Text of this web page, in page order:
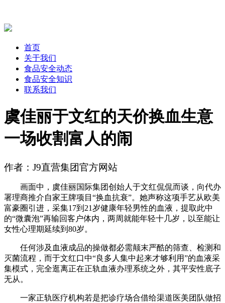
首页
关于我们
食品安全动态
食品安全知识
联系我们
虞佳丽于文红的天价换血生意
一场收割富人的闹
作者：J9直营集团官方网站
画面中，虞佳丽国际集团创始人于文红侃侃而谈，向代办
署理商推介自家王牌项目“换血抗衰”。她声称这项手艺从欧美
富豪圈引进，采集17到21岁健康年轻男性的血液，提取此中
的“微囊泡”再输回客户体内，两周就能年轻十几岁，以至能让
女性心理期延续到80岁。
任何涉及血液成品的操做都必需颠末严酷的筛查、检测和
灭菌流程，而于文红口中“良多人集中起来才够利用”的血液采
集模式，完全逛离正在正轨血液办理系统之外，其平安性底子
无从。
一家正轨医疗机构若是把诊疗场合借给渠道医美团队做招